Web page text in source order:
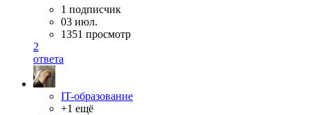
1 подписчик
03 июл.
1351 просмотр
2
ответа
IT-образование
+1 ещё